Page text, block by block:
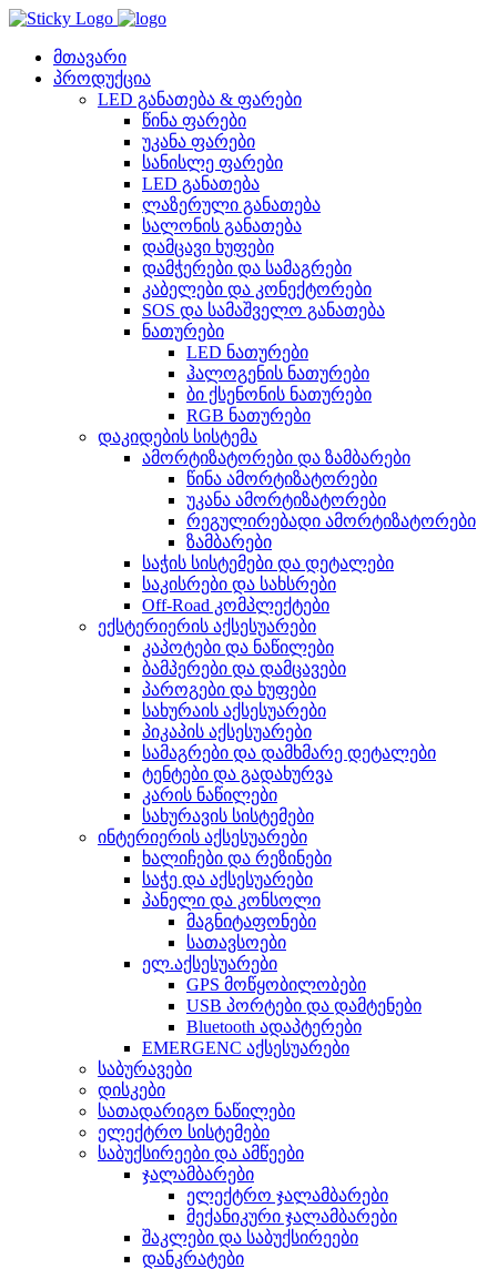
Skip
contentმთავარი
პროდუქცია
LED განათება & ფარები
წინა ფარები
უკანა ფარები
სანისლე ფარები
LED განათება
ლაზერული განათება
სალონის განათება
დამცავი ხუფები
დამჭერები და სამაგრები
კაბელები და კონექტორები
SOS და სამაშველო განათება
ნათურები
LED ნათურები
ჰალოგენის ნათურები
ბი ქსენონის ნათურები
RGB ნათურები
დაკიდების სისტემა
ამორტიზატორები და ზამბარები
წინა ამორტიზატორები
უკანა ამორტიზატორები
რეგულირებადი ამორტიზატორები
ზამბარები
საჭის სისტემები და დეტალები
საკისრები და სახსრები
Off-Road კომპლექტები
ექსტერიერის აქსესუარები
კაპოტები და ნაწილები
ბამპერები და დამცავები
პაროგები და ხუფები
სახურაის აქსესუარები
პიკაპის აქსესუარები
სამაგრები და დამხმარე დეტალები
ტენტები და გადახურვა
კარის ნაწილები
სახურავის სისტემები
ინტერიერის აქსესუარები
ხალიჩები და რეზინები
საჭე და აქსესუარები
პანელი და კონსოლი
მაგნიტაფონები
სათავსოები
ელ.აქსესუარები
GPS მოწყობილობები
USB პორტები და დამტენები
Bluetooth ადაპტერები
EMERGENC აქსესუარები
საბურავები
დისკები
სათადარიგო ნაწილები
ელექტრო სისტემები
საბუქსირეები და ამწეები
ჯალამბარები
ელექტრო ჯალამბარები
მექანიკური ჯალამბარები
შაკლები და საბუქსირეები
დანკრატები